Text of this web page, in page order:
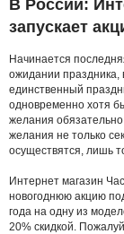
В России:
запускает
Начинается
ожидании праздника,
единственный
одновременно хотя
желания
желания не только
осуществятся, лишь
Интернет магазин
новогоднюю акцию
года на одну из
20% скидкой.